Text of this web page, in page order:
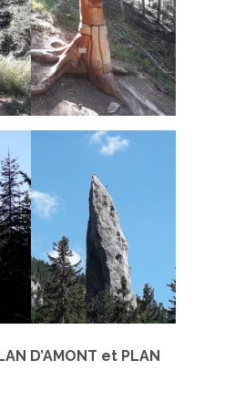
D’AMONT et PLAN